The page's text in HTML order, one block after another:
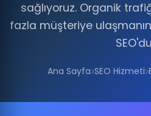
sağlıyoruz. Organik
fazla müşteriye
Ana Sayfa SEO Hizmeti